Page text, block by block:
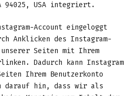
94025, USA integriert.
Account eingeloggt
Anklicken des Instagram-
Seiten mit Ihrem
Dadurch kann Instagram
Ihrem Benutzerkonto
darauf hin, dass wir als